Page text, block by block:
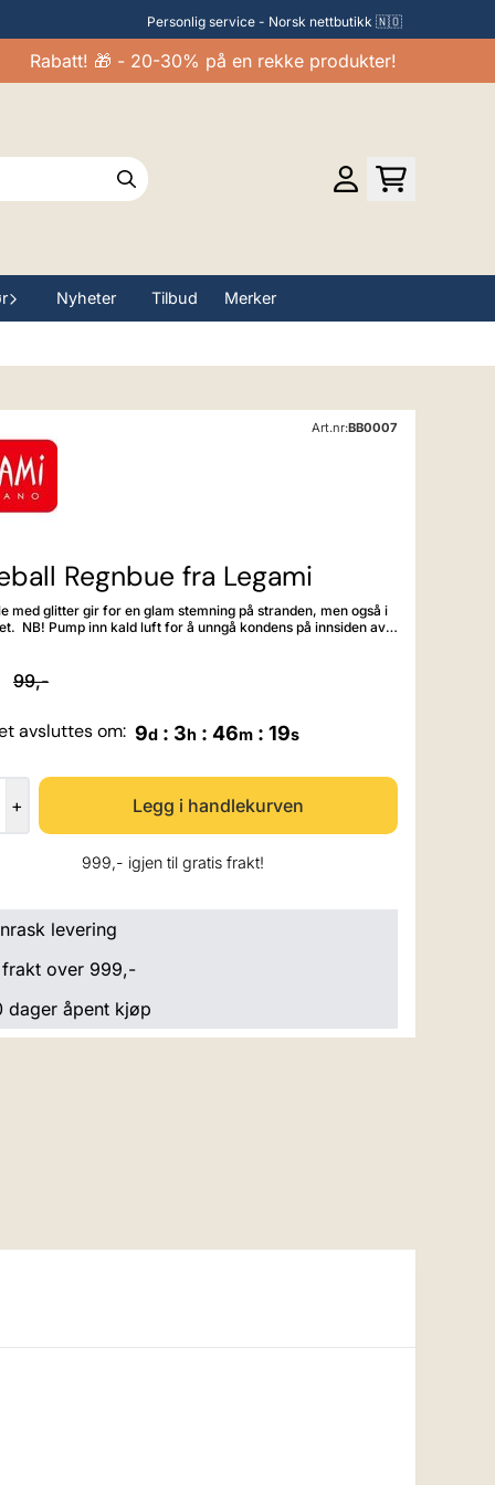
Personlig service - Norsk nettbutikk 🇳🇴
Rabatt! 🎁 - 20-30% på en rekke produkter!
Nyheter Tilbud Merker
Art.nr:BB0007
Regnbue fra Legami
med glitter gir for en glam stemning på stranden, men også i
innsiden av
99,-
avsluttes om: 9d : 3h : 46m : 17s
+
999,- igjen til gratis frakt!
levering
frakt over 999,-
dager åpent kjøp